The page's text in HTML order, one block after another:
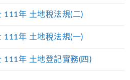
111年 土地稅法規(二)
111年 土地稅法規(一)
111年 土地登記實務(四)